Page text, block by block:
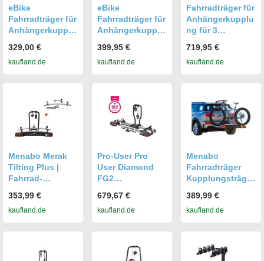
abschließbar -
kompaktes
Faltmaß
eBike
Fahrradträger für
Anhängerkupplu
Heckträger
Radträger -
Fahrräder - 60kg
Zuladung - am
Fahrzeug
abschließbar -
kompaktes
Faltmaß
329,00 €
kaufland.de
eBike
Fahrradträger für
Anhängerkupplu
Heckträger
Radträger - E-
Zuladung -
Fahrradhalter am
Fahrzeug
klappbar - Anti-
-
399,95 €
kaufland.de
Fahrradträger für
Anhängerkupplu
ng für 3
Klappfunktion
719,95 €
kaufland.de
Menabo Merak
Tilting Plus |
Fahrrad-
Fahrräder für die
Anhängerkupplu
353,99 €
kaufland.de
Pro-User Pro
User Diamond
FG2
ng Fahrradträger
nm 2 Fahrrad
679,67 €
kaufland.de
Menabo
Fahrradträger
Kupplungsträger
heckträger für 3
Fahrräder
389,99 €
kaufland.de